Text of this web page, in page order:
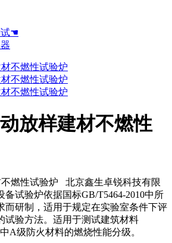
试☚
放样建材不燃性
不燃性试验炉 北京鑫生卓锐科技有限
试验炉依据国标GB/T5464-2010中所
而研制，适用于规定在实验室条件下评
试验方法。适用于测试建筑材料
A级防火材料的燃烧性能分级。